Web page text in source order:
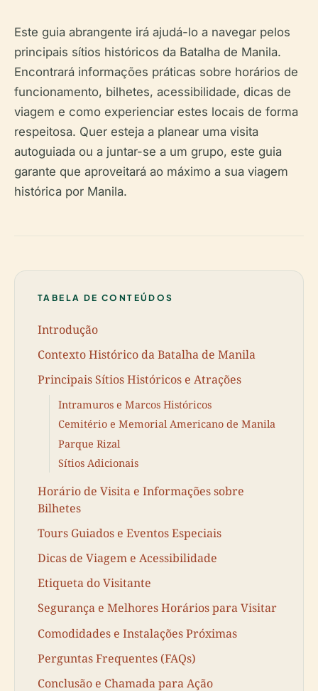
Este guia abrangente irá ajudá-lo a navegar pelos
principais sítios históricos da Batalha de Manila.
Encontrará informações práticas sobre horários de
funcionamento, bilhetes, acessibilidade, dicas de
viagem e como experienciar estes locais de forma
respeitosa. Quer esteja a planear uma visita
autoguiada ou a juntar-se a um grupo, este guia
garante que aproveitará ao máximo a sua viagem
histórica por Manila.
TABELA DE CONTEÚDOS
Introdução
Contexto Histórico da Batalha de Manila
Principais Sítios Históricos e Atrações
Intramuros e Marcos Históricos
Cemitério e Memorial Americano de Manila
Parque Rizal
Sítios Adicionais
Horário de Visita e Informações sobre
Bilhetes
Tours Guiados e Eventos Especiais
Dicas de Viagem e Acessibilidade
Etiqueta do Visitante
Segurança e Melhores Horários para Visitar
Comodidades e Instalações Próximas
Perguntas Frequentes (FAQs)
Conclusão e Chamada para Ação